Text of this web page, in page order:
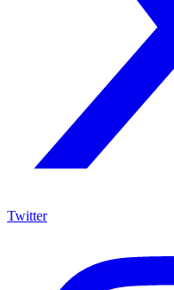
Twitter